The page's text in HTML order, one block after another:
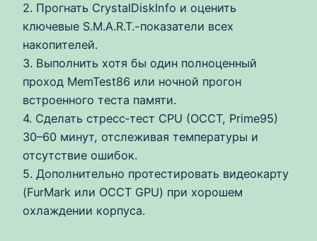
2. Прогнать CrystalDiskInfo и оценить
ключевые S.M.A.R.T.-показатели всех
накопителей.
3. Выполнить хотя бы один полноценный
проход MemTest86 или ночной прогон
встроенного теста памяти.
4. Сделать стресс‑тест CPU (OCCT, Prime95)
30–60 минут, отслеживая температуры и
отсутствие ошибок.
5. Дополнительно протестировать видеокарту
(FurMark или OCCT GPU) при хорошем
охлаждении корпуса.